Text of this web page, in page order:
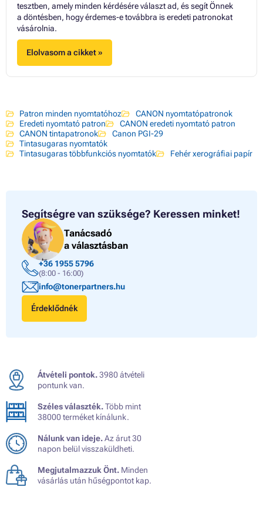
tesztben, amely minden kérdésére választ ad, és segít Önnek
a döntésben, hogy érdemes-e továbbra is eredeti patronokat
vásárolnia.
Elolvasom a cikket »
Patron minden nyomtatóhoz
CANON nyomtatópatronok
Eredeti nyomtató patron
CANON eredeti nyomtató patron
CANON tintapatronok
Canon PGI-29
Tintasugaras nyomtatók
Tintasugaras többfunkciós nyomtatók
Fehér xerográfiai papír
Segítségre van szüksége? Keressen minket!
Tanácsadó
a választásban
+36 1955 5796
(8:00 - 16:00)
info@tonerpartners.hu
Érdeklődnék
Átvételi pontok.3980 átvételi
pontunk van.
Széles választék.Több mint
38000 terméket kínálunk.
Nálunk van ideje.Az árut 30
napon belül visszaküldheti.
Megjutalmazzuk Önt. Minden
vásárlás után hűségpontot kap.